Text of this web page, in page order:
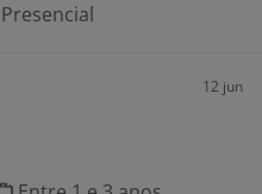
Presencial
12 jun